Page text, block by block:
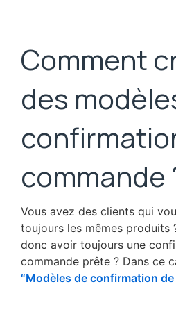
Comment
des
commande
Vous avez des clients qui
toujours les mêmes produits
donc avoir toujours une
commande prête ? Dans ce
“Modèles de confirmation de